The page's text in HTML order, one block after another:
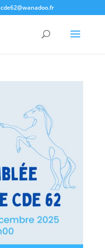
cde62@wanadoo.fr